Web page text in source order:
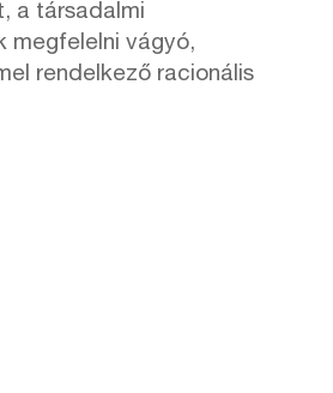
a társadalmi
megfelelni vágyó,
rendelkező racionális